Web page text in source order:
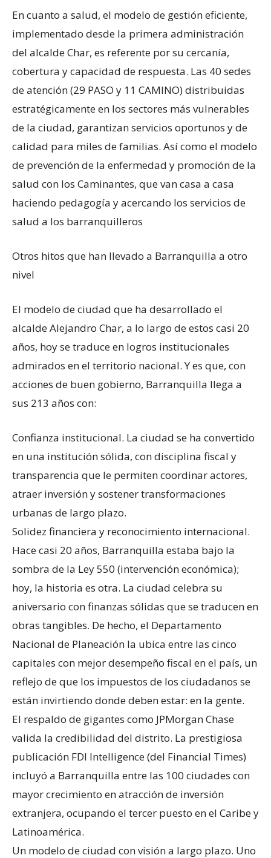
En cuanto a salud, el modelo de gestión eficiente,
implementado desde la primera administración
del alcalde Char, es referente por su cercanía,
cobertura y capacidad de respuesta. Las 40 sedes
de atención (29 PASO y 11 CAMINO) distribuidas
estratégicamente en los sectores más vulnerables
de la ciudad, garantizan servicios oportunos y de
calidad para miles de familias. Así como el modelo
de prevención de la enfermedad y promoción de la
salud con los Caminantes, que van casa a casa
haciendo pedagogía y acercando los servicios de
salud a los barranquilleros
Otros hitos que han llevado a Barranquilla a otro
nivel
El modelo de ciudad que ha desarrollado el
alcalde Alejandro Char, a lo largo de estos casi 20
años, hoy se traduce en logros institucionales
admirados en el territorio nacional. Y es que, con
acciones de buen gobierno, Barranquilla llega a
sus 213 años con:
Confianza institucional. La ciudad se ha convertido
en una institución sólida, con disciplina fiscal y
transparencia que le permiten coordinar actores,
atraer inversión y sostener transformaciones
urbanas de largo plazo.
Solidez financiera y reconocimiento internacional.
Hace casi 20 años, Barranquilla estaba bajo la
sombra de la Ley 550 (intervención económica);
hoy, la historia es otra. La ciudad celebra su
aniversario con finanzas sólidas que se traducen en
obras tangibles. De hecho, el Departamento
Nacional de Planeación la ubica entre las cinco
capitales con mejor desempeño fiscal en el país, un
reflejo de que los impuestos de los ciudadanos se
están invirtiendo donde deben estar: en la gente.
El respaldo de gigantes como JPMorgan Chase
valida la credibilidad del distrito. La prestigiosa
publicación FDI Intelligence (del Financial Times)
incluyó a Barranquilla entre las 100 ciudades con
mayor crecimiento en atracción de inversión
extranjera, ocupando el tercer puesto en el Caribe y
Latinoamérica.
Un modelo de ciudad con visión a largo plazo. Uno